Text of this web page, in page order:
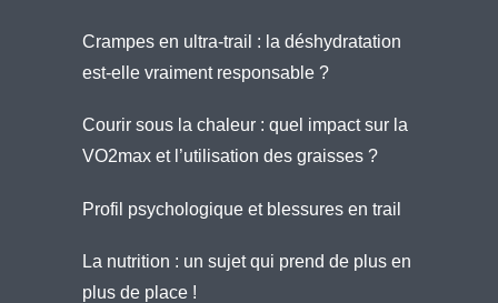
Crampes en ultra-trail : la déshydratation
est-elle vraiment responsable ?
Courir sous la chaleur : quel impact sur la
VO2max et l’utilisation des graisses ?
Profil psychologique et blessures en trail
La nutrition : un sujet qui prend de plus en
plus de place !